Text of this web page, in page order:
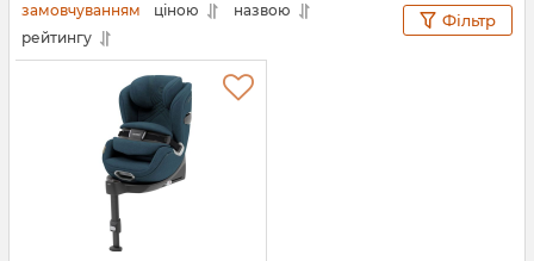
замовчуванням ціною
назвою
рейтингу
Фільтр